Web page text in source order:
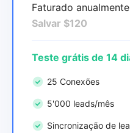
Faturado
Salvar $120
Teste grátis de 14
25 Conexões
5'000 leads/mês
Sincronização de